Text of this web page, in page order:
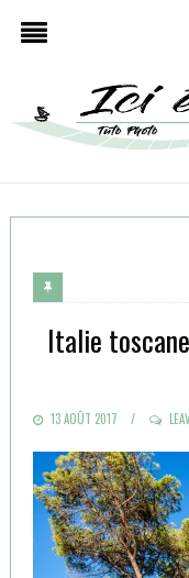
Italie
POSTED
13 AOÛT 2017